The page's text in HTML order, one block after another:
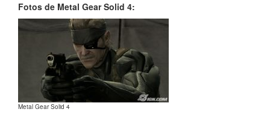
Fotos de Metal Gear Solid 4:
Metal Gear Solid 4